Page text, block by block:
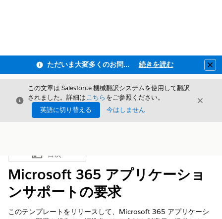
ただいま大変多くのお問い合わせをいただいており、ご連絡までにお時間を頂戴しております 続きを読む
閉じる
この文章は Salesforce 機械翻訳システムを使用して翻訳
されました。詳細はこちら をご参照ください。
英語に切り替える
今はしません
閉じる
目次を表示
目次
Microsoft 365 アプリケーショ
ンサポートの要求
このテンプレートをリリースして、Microsoft 365 アプリケーシ